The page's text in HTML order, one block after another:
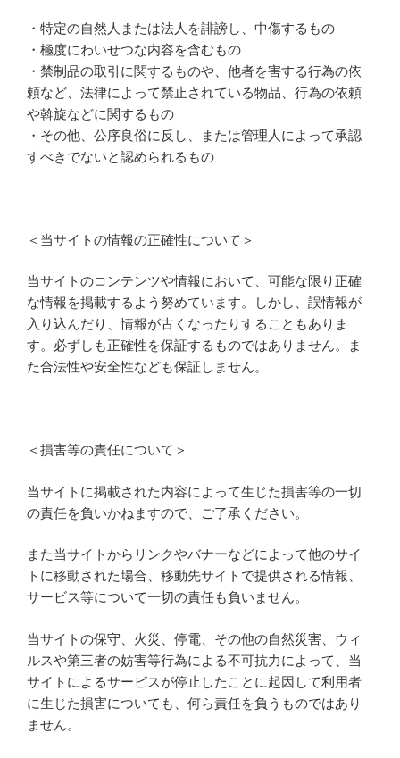
・特定の自然人または法人を誹謗し、中傷するもの
・極度にわいせつな内容を含むもの
・禁制品の取引に関するものや、他者を害する行為の依
頼など、法律によって禁止されている物品、行為の依頼
や斡旋などに関するもの
・その他、公序良俗に反し、または管理人によって承認
すべきでないと認められるもの
＜当サイトの情報の正確性について＞
当サイトのコンテンツや情報において、可能な限り正確
な情報を掲載するよう努めています。しかし、誤情報が
入り込んだり、情報が古くなったりすることもありま
す。必ずしも正確性を保証するものではありません。ま
た合法性や安全性なども保証しません。
＜損害等の責任について＞
当サイトに掲載された内容によって生じた損害等の一切
の責任を負いかねますので、ご了承ください。
また当サイトからリンクやバナーなどによって他のサイ
トに移動された場合、移動先サイトで提供される情報、
サービス等について一切の責任も負いません。
当サイトの保守、火災、停電、その他の自然災害、ウィ
ルスや第三者の妨害等行為による不可抗力によって、当
サイトによるサービスが停止したことに起因して利用者
に生じた損害についても、何ら責任を負うものではあり
ません。